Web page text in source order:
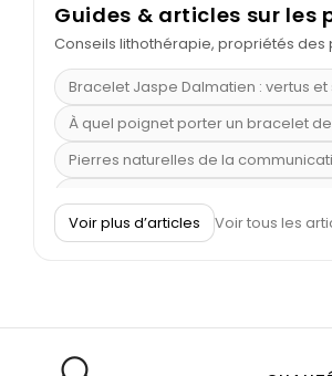
Guides & articles sur les
Conseils lithothérapie, propriétés
Bracelet Jaspe Dalmatien : vertus
À quel poignet porter un bracelet
Pierres naturelles de la
Pierre de lave : propriétés et
Voir plus d’articles Voir tous les